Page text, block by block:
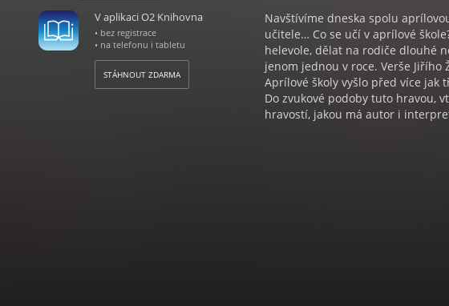
V aplikaci O2 Knihovna
• bez registrace
• na telefonu i tabletu
STÁHNOUT ZDARMA
Navštívíme dneska spolu
učitele… Co se učí v aprílové
helevole, dělat na rodiče dlouhé
jenom jednou v roce. Verše
Aprílové školy vyšlo před více jak
Do zvukové podoby tuto hravou,
hravostí, jakou má autor i
průvodci dětských televizních